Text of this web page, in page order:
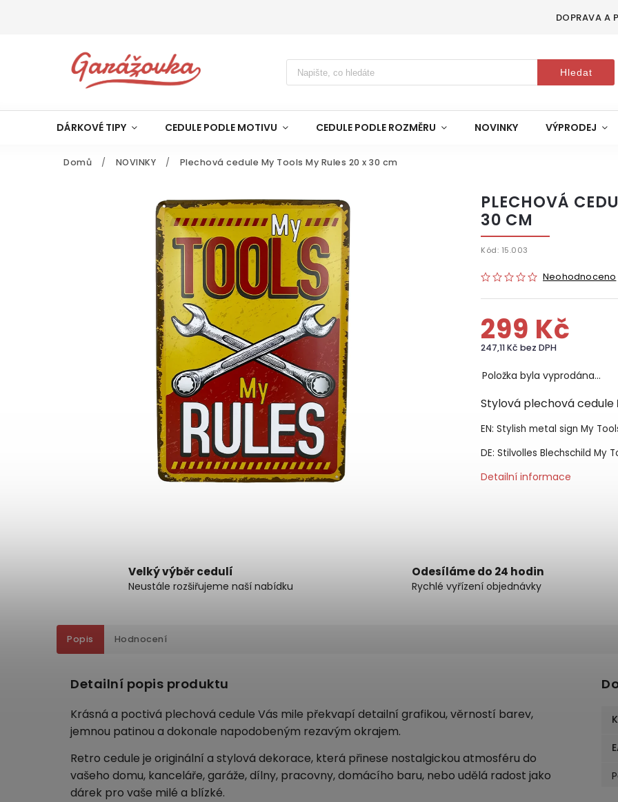
DOPRAVA A
Hledat
DÁRKOVÉ TIPY CEDULE PODLE MOTIVU CEDULE PODLE ROZMĚRU NOVINKY VÝPRODEJ
Domů / NOVINKY / Plechová cedule My Tools My Rules 20 x 30 cm
PLECHOVÁ
30 CM
Kód: 15.003
Neohodnoceno
299 Kč
247,11 Kč bez DPH
Položka byla vyprodána…
Stylová plechová cedule
EN: Stylish metal sign My
DE: Stilvolles Blechschild My
Detailní informace
Velký výběr cedulí
Neustále rozšiřujeme naší nabídku
Odesíláme do 24 hodin
Rychlé vyřízení objednávky
Popis Hodnocení
Detailní popis produktu
Krásná a poctivá plechová cedule Vás mile překvapí detailní grafikou, věrností barev,
jemnou patinou a dokonale napodobeným rezavým okrajem.
Retro cedule je originální a stylová dekorace, která přinese nostalgickou atmosféru do
vašeho domu, kanceláře, garáže, dílny, pracovny, domácího baru, nebo udělá radost jako
dárek pro vaše milé a blízké.